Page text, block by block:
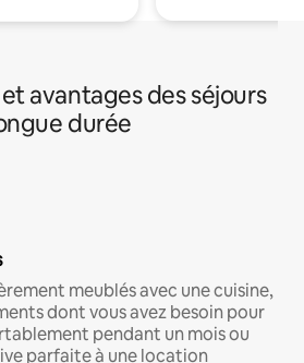
avantages des séjours
durée
meublés avec une cuisine,
dont vous avez besoin pour
pendant un mois ou
parfaite à une location